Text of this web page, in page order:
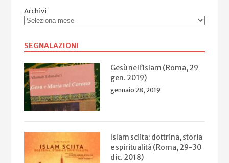
Archivi
SEGNALAZIONI
Gesù nell’Islam (Roma, 29
gen. 2019)
gennaio 28, 2019
Islam sciita: dottrina, storia
e spiritualità (Roma, 29-30
dic. 2018)